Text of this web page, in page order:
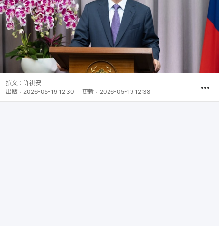
撰文： 許祺安
出版： 2026-05-19 12:30 更新： 2026-05-19 12:38